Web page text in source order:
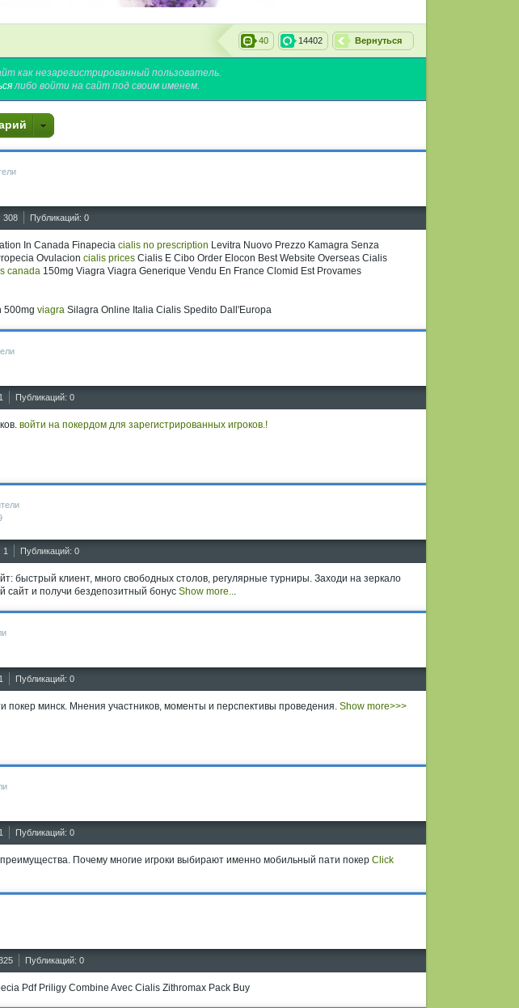
Вернуться
14402
40
как незарегистрированный пользователь.
либо войти на сайт под своим именем.
308 Публикаций: 0
In Canada Finapecia cialis no prescription Levitra Nuovo Prezzo Kamagra Senza
Ovulacion cialis prices Cialis E Cibo Order Elocon Best Website Overseas Cialis
canada 150mg Viagra Viagra Generique Vendu En France Clomid Est Provames
500mg viagra Silagra Online Italia Cialis Spedito Dall'Europa
Публикаций: 0
войти на покердом для зарегистрированных игроков.!
Публикаций: 0
быстрый клиент, много свободных столов, регулярные турниры. Заходи на зеркало
и получи бездепозитный бонус Show more...
Публикаций: 0
покер минск. Мнения участников, моменты и перспективы проведения. Show more>>>
Публикаций: 0
Почему многие игроки выбирают именно мобильный пати покер Click
Публикаций: 0
Pdf Priligy Combine Avec Cialis Zithromax Pack Buy